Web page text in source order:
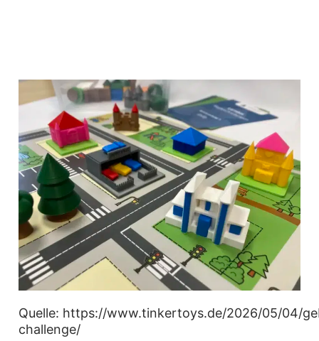
Unsere Schule
Unsere Klassen
Unser Schulleben
Unsere Projekte
Familiengrundschulzentrum
OGTS
Förderverein
Quelle: https://www.tinkertoys.de/2026/05/04/
challenge/